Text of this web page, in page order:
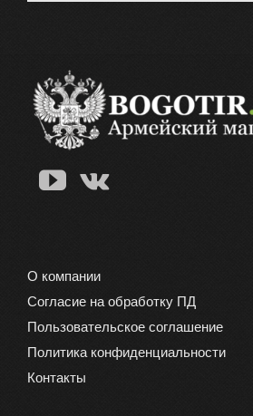
О компании
Согласие на обработку ПД
Пользовательское соглашение
Политика конфиденциальности
Контакты